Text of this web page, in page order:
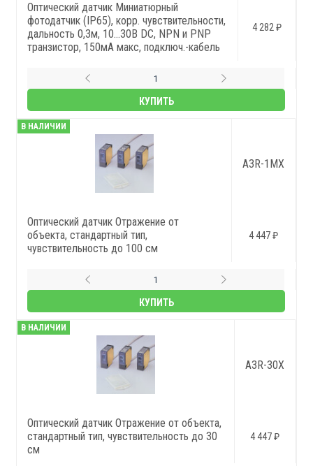
Оптический датчик Миниатюрный
фотодатчик (IP65), корр. чувствительности,
дальность 0,3м, 10…30В DC, NPN и PNP
транзистор, 150мА макс, подключ.-кабель
4 282 ₽
КУПИТЬ
В НАЛИЧИИ
A3R-1MX
Оптический датчик Отражение от
объекта, стандартный тип,
чувствительность до 100 см
4 447 ₽
КУПИТЬ
В НАЛИЧИИ
A3R-30X
Оптический датчик Отражение от объекта,
стандартный тип, чувствительность до 30
см
4 447 ₽